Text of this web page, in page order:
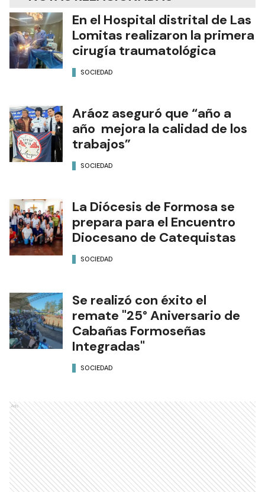
En el Hospital distrital de Las
Lomitas realizaron la primera
cirugía traumatológica
SOCIEDAD
Aráoz aseguró que “año a
año mejora la calidad de los
trabajos”
SOCIEDAD
La Diócesis de Formosa se
prepara para el Encuentro
Diocesano de Catequistas
SOCIEDAD
Se realizó con éxito el
remate "25° Aniversario de
Cabañas Formoseñas
Integradas"
SOCIEDAD
Ads